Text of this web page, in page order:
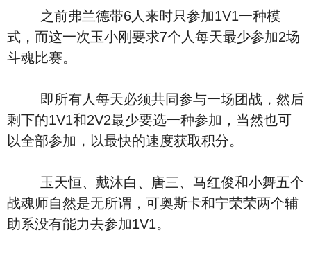
之前弗兰德带6人来时只参加1V1一种模
式，而这一次玉小刚要求7个人每天最少参加2场
斗魂比赛。
即所有人每天必须共同参与一场团战，然后
剩下的1V1和2V2最少要选一种参加，当然也可
以全部参加，以最快的速度获取积分。
玉天恒、戴沐白、唐三、马红俊和小舞五个
战魂师自然是无所谓，可奥斯卡和宁荣荣两个辅
助系没有能力去参加1V1。